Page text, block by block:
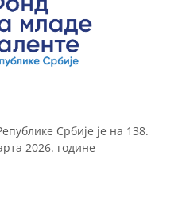
Србије је на 138.
2026. године